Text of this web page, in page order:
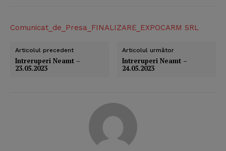
Comunicat_de_Presa_FINALIZARE_EXPOCARM SRL
Articolul precedent
Intreruperi Neamt –
23.05.2023
Articolul următor
Intreruperi Neamt –
24.05.2023